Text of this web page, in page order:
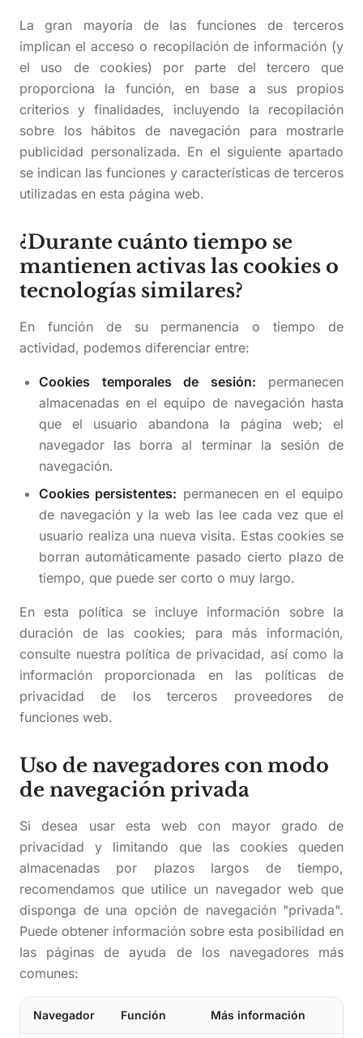
La gran mayoría de las funciones de terceros
implican el acceso o recopilación de información (y
el uso de cookies) por parte del tercero que
proporciona la función, en base a sus propios
criterios y finalidades, incluyendo la recopilación
sobre los hábitos de navegación para mostrarle
publicidad personalizada. En el siguiente apartado
se indican las funciones y características de terceros
utilizadas en esta página web.
¿Durante cuánto tiempo se
mantienen activas las cookies o
tecnologías similares?
En función de su permanencia o tiempo de
actividad, podemos diferenciar entre:
Cookies temporales de sesión: permanecen
almacenadas en el equipo de navegación hasta
que el usuario abandona la página web; el
navegador las borra al terminar la sesión de
navegación.
Cookies persistentes: permanecen en el equipo
de navegación y la web las lee cada vez que el
usuario realiza una nueva visita. Estas cookies se
borran automáticamente pasado cierto plazo de
tiempo, que puede ser corto o muy largo.
En esta política se incluye información sobre la
duración de las cookies; para más información,
consulte nuestra política de privacidad, así como la
información proporcionada en las políticas de
privacidad de los terceros proveedores de
funciones web.
Uso de navegadores con modo
de navegación privada
Si desea usar esta web con mayor grado de
privacidad y limitando que las cookies queden
almacenadas por plazos largos de tiempo,
recomendamos que utilice un navegador web que
disponga de una opción de navegación "privada".
Puede obtener información sobre esta posibilidad en
las páginas de ayuda de los navegadores más
comunes:
Navegador Función Más información